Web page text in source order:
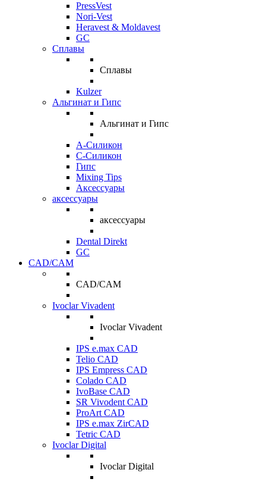
PressVest
Nori-Vest
Heravest & Moldavest
GC
Сплавы
Сплавы
Kulzer
Альгинат и Гипс
Альгинат и Гипс
A-Силикон
C-Силикон
Гипс
Mixing Tips
Аксессуары
аксессуары
аксессуары
Dental Direkt
GC
CAD/CAM
CAD/CAM
Ivoclar Vivadent
Ivoclar Vivadent
IPS e.max CAD
Telio CAD
IPS Empress CAD
Colado CAD
IvoBase CAD
SR Vivodent CAD
ProArt CAD
IPS e.max ZirCAD
Tetric CAD
Ivoclar Digital
Ivoclar Digital